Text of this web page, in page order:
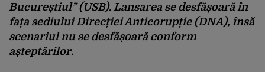
Bucureștiul” (USB). Lansarea se desfășoară în
fața sediului Direcției Anticorupție (DNA), însă
scenariul nu se desfășoară conform
așteptărilor.